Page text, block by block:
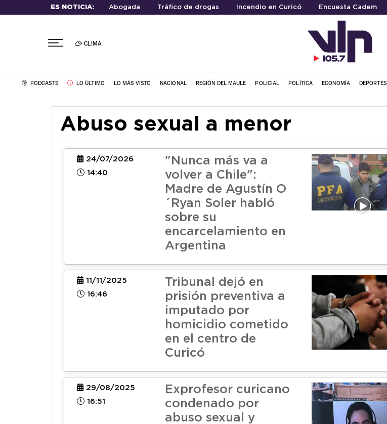
ES NOTICIA: Abogada Tráfico de drogas Incendio en Curicó Encuesta Cadem
CLIMA
PODCASTS LO ÚLTIMO LO MÁS VISTO NACIONAL REGIÓN DEL MAULE POLICIAL POLÍTICA ECONOMÍA DEPORTES
Abuso sexual a menor
24/07/2026
14:40
"Nunca más va a
volver a Chile":
Madre de Agustín O
´Ryan Soler habló
sobre su
encarcelamiento en
Argentina
11/11/2025
16:46
Tribunal dejó en
prisión preventiva a
imputado por
homicidio cometido
en el centro de
Curicó
29/08/2025
16:51
Exprofesor curicano
condenado por
abuso sexual y